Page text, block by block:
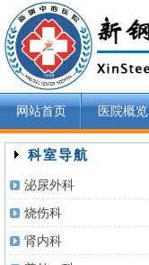
网站首页 医院概览
科室导航
泌尿外科
烧伤科
肾内科